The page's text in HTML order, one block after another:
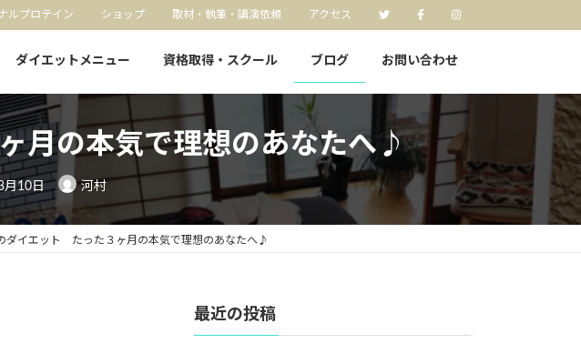
ルプロテイン ショップ 取材・執筆・講演依頼 アクセス
ダイエットメニュー 資格取得・スクール ブログ お問い合わせ
月の本気で理想のあなたへ♪
月10日 河村
ダイエット たった３ヶ月の本気で理想のあなたへ♪
最近の投稿